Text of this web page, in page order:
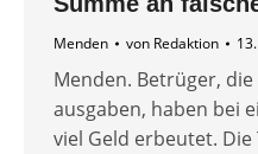
Menden von Redaktion
Menden. Betrüger,
ausgaben, haben bei
viel Geld erbeutet.